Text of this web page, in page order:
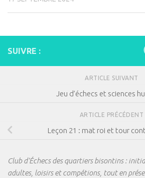
SUIVRE :
ARTICLE SUIVANT
Jeu d’échecs et sciences
ARTICLE PRÉCÉDENT
Leçon 21 : mat roi et tour
Club d'Échecs des quartiers bisontins :
adultes, loisirs et compétions, tout en